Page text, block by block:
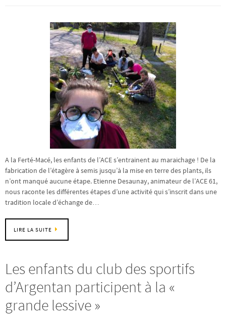
A la Ferté-Macé, les enfants de l’ACE s’entrainent au maraichage ! De la
fabrication de l’étagère à semis jusqu’à la mise en terre des plants, ils
n’ont manqué aucune étape. Etienne Desaunay, animateur de l’ACE 61,
nous raconte les différentes étapes d’une activité qui s’inscrit dans une
tradition locale d’échange de…
LIRE LA SUITE
Les enfants du club des sportifs
d’Argentan participent à la «
grande lessive »